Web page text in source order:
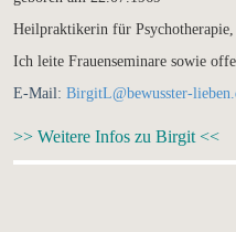
Heilpraktikerin für
Ich leite Frauenseminare sowie
E-Mail: BirgitL@bewusster-
>> Weitere Infos zu Birgit <<